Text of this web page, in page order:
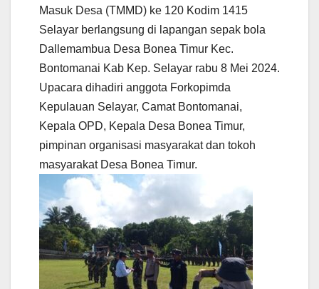
Masuk Desa (TMMD) ke 120 Kodim 1415
Selayar berlangsung di lapangan sepak bola
Dallemambua Desa Bonea Timur Kec.
Bontomanai Kab Kep. Selayar rabu 8 Mei 2024.
Upacara dihadiri anggota Forkopimda
Kepulauan Selayar, Camat Bontomanai,
Kepala OPD, Kepala Desa Bonea Timur,
pimpinan organisasi masyarakat dan tokoh
masyarakat Desa Bonea Timur.